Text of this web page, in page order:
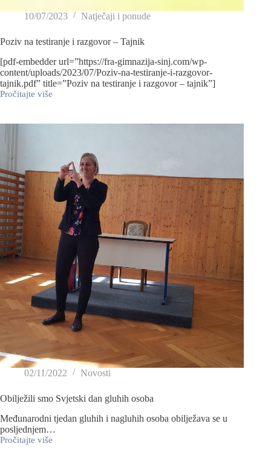
10/07/2023 Natječaji i ponude
Poziv na testiranje i razgovor – Tajnik
[pdf-embedder url=”https://fra-gimnazija-sinj.com/wp-
content/uploads/2023/07/Poziv-na-testiranje-i-razgovor-
tajnik.pdf” title=”Poziv na testiranje i razgovor – tajnik”]
Pročitajte više
02/11/2022 Novosti
Obilježili smo Svjetski dan gluhih osoba
Međunarodni tjedan gluhih i nagluhih osoba obilježava se u
posljednjem…
Pročitajte više